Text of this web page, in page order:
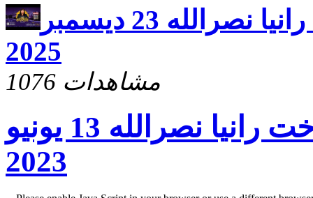
يارب ارحم مع الاخت رانيا نصرالله 23 ديسمبر
2025
1076 مشاهدات
يارب ارحم مع الاخت رانيا نصرالله 13 يونيو
2023